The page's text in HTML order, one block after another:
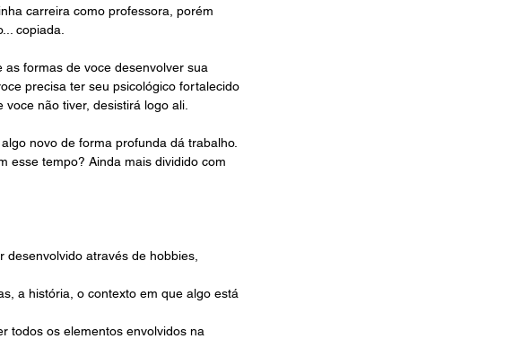
carreira como professora, porém
copiada.
formas de voce desenvolver sua
precisa ter seu psicológico fortalecido
não tiver, desistirá logo ali.
novo de forma profunda dá trabalho.
esse tempo? Ainda mais dividido com
através de hobbies,
a história, o contexto em que algo está
todos os elementos envolvidos na